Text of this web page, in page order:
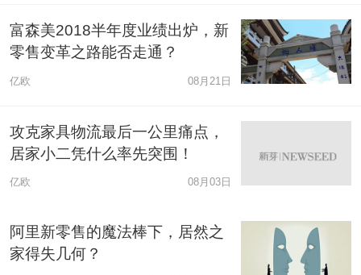
富森美2018半年度业绩出炉，新
零售变革之路能否走通？
亿欧 08月21日
攻克家具物流最后一公里痛点，
居家小二凭什么率先突围！
亿欧 08月03日
阿里新零售的魔法棒下，居然之
家得失几何？